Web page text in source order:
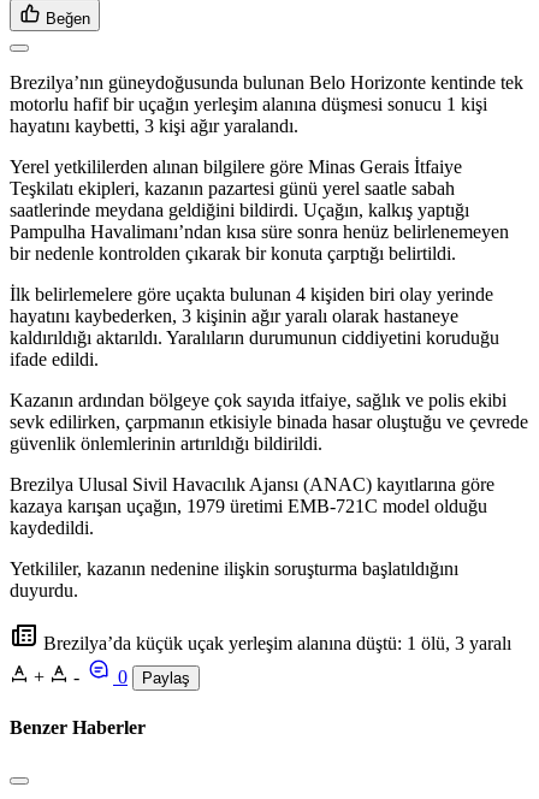
Beğen
Brezilya’nın güneydoğusunda bulunan Belo Horizonte kentinde tek
motorlu hafif bir uçağın yerleşim alanına düşmesi sonucu 1 kişi
hayatını kaybetti, 3 kişi ağır yaralandı.
Yerel yetkililerden alınan bilgilere göre Minas Gerais İtfaiye
Teşkilatı ekipleri, kazanın pazartesi günü yerel saatle sabah
saatlerinde meydana geldiğini bildirdi. Uçağın, kalkış yaptığı
Pampulha Havalimanı’ndan kısa süre sonra henüz belirlenemeyen
bir nedenle kontrolden çıkarak bir konuta çarptığı belirtildi.
İlk belirlemelere göre uçakta bulunan 4 kişiden biri olay yerinde
hayatını kaybederken, 3 kişinin ağır yaralı olarak hastaneye
kaldırıldığı aktarıldı. Yaralıların durumunun ciddiyetini koruduğu
ifade edildi.
Kazanın ardından bölgeye çok sayıda itfaiye, sağlık ve polis ekibi
sevk edilirken, çarpmanın etkisiyle binada hasar oluştuğu ve çevrede
güvenlik önlemlerinin artırıldığı bildirildi.
Brezilya Ulusal Sivil Havacılık Ajansı (ANAC) kayıtlarına göre
kazaya karışan uçağın, 1979 üretimi EMB-721C model olduğu
kaydedildi.
Yetkililer, kazanın nedenine ilişkin soruşturma başlatıldığını
duyurdu.
Brezilya’da küçük uçak yerleşim alanına düştü: 1 ölü, 3 yaralı
+
- 0 Paylaş
Benzer Haberler